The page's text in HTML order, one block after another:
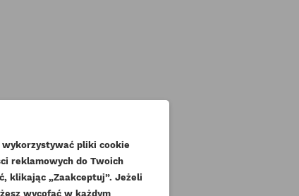
pliki cookie
reklamowych do Twoich
klikając „Zaakceptuj”. Jeżeli
wycofać w każdym